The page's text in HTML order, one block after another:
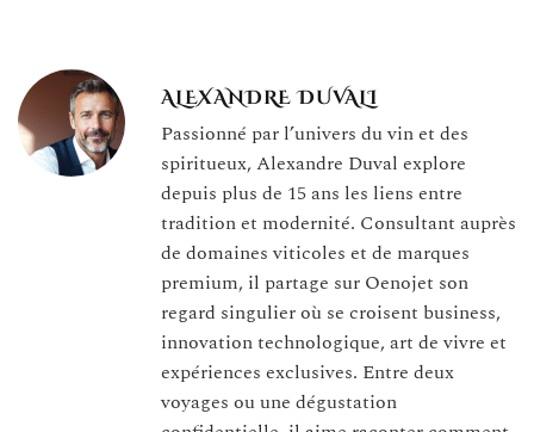
ALEXANDRE DUVALI
Passionné par l’univers du vin et des
spiritueux, Alexandre Duval explore
depuis plus de 15 ans les liens entre
tradition et modernité. Consultant auprès
de domaines viticoles et de marques
premium, il partage sur Oenojet son
regard singulier où se croisent business,
innovation technologique, art de vivre et
expériences exclusives. Entre deux
voyages ou une dégustation